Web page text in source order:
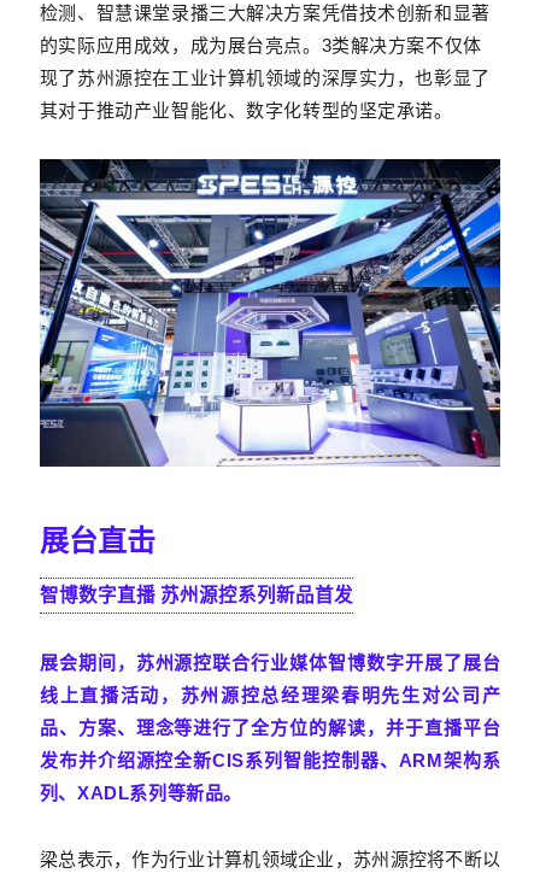
检测、智慧课堂录播三大解决方案凭借技术创新和显著
的实际应用成效，成为展台亮点。3类解决方案不仅体
现了苏州源控在工业计算机领域的深厚实力，也彰显了
其对于推动产业智能化、数字化转型的坚定承诺。
展台直击
智博数字直播 苏州源控系列新品首发
展会期间，苏州源控联合行业媒体智博数字开展了展台
线上直播活动，苏州源控总经理梁春明先生对公司产
品、方案、理念等进行了全方位的解读，并于直播平台
发布并介绍源控全新CIS系列智能控制器、ARM架构系
列、XADL系列等新品。
梁总表示，作为行业计算机领域企业，苏州源控将不断以